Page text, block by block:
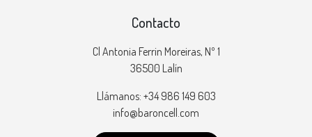
Contacto
Cl Antonia Ferrin Moreiras, Nº 1
36500 Lalín
Llámanos: +34 986 149 603
info@baroncell.com